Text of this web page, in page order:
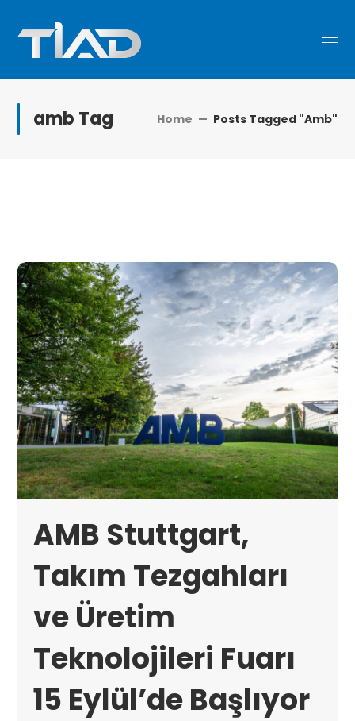
amb Tag Home Posts Tagged "amb"
AMB Stuttgart,
Takım Tezgahları
ve Üretim
Teknolojileri Fuarı
15 Eylül’de Başlıyor